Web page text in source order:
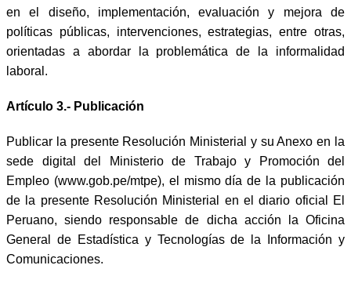
en el diseño, implementación, evaluación y mejora de
políticas públicas, intervenciones, estrategias, entre otras,
orientadas a abordar la problemática de la informalidad
laboral.
Artículo 3.- Publicación
Publicar la presente Resolución Ministerial y su Anexo en la
sede digital del Ministerio de Trabajo y Promoción del
Empleo (www.gob.pe/mtpe), el mismo día de la publicación
de la presente Resolución Ministerial en el diario oficial El
Peruano, siendo responsable de dicha acción la Oficina
General de Estadística y Tecnologías de la Información y
Comunicaciones.